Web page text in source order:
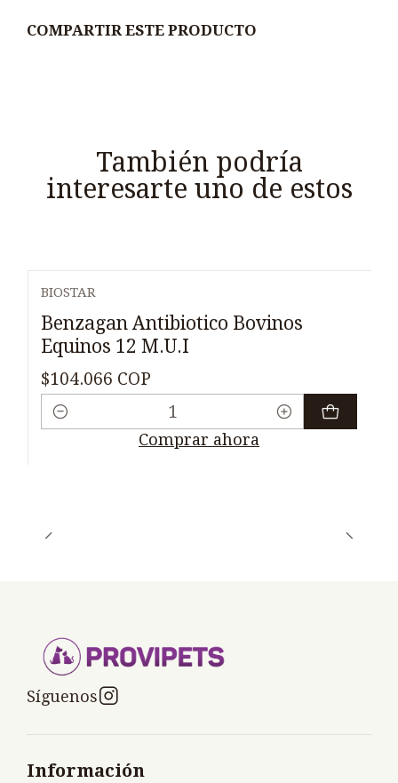
COMPARTIR ESTE PRODUCTO
También podría
interesarte uno de estos
BIOSTAR
Benzagan Antibiotico Bovinos
Equinos 12 M.U.I
$104.066 COP
Cantidad
Comprar ahora
Síguenos
Información